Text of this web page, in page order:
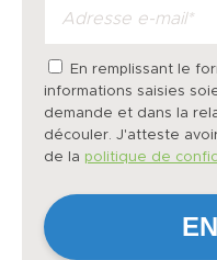
En remplissant le
informations saisies
demande et dans la
découler. J'atteste
de la politique de